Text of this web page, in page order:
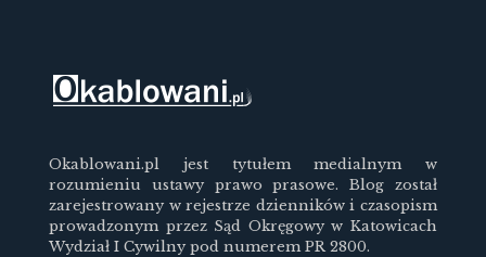
Okablowani.pl jest tytułem medialnym w
rozumieniu ustawy prawo prasowe. Blog został
zarejestrowany w rejestrze dzienników i czasopism
prowadzonym przez Sąd Okręgowy w Katowicach
Wydział I Cywilny pod numerem PR 2800.